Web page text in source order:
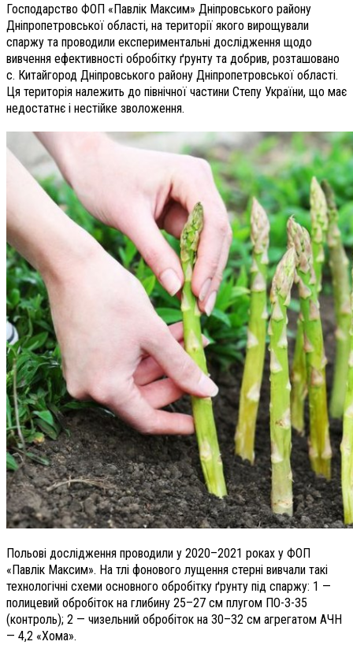
Господарство ФОП «Павлік Максим» Дніпровського району
Дніпропетровської області, на території якого вирощували
спаржу та проводили експериментальні дослідження щодо
вивчення ефективності обробітку ґрунту та добрив, розташовано
с. Китайгород Дніпровського району Дніпропетровської області.
Ця територія належить до північної частини Степу України, що має
недостатнє і нестійке зволоження.
Польові дослідження проводили у 2020–2021 роках у ФОП
«Павлік Максим». На тлі фонового лущення стерні вивчали такі
технологічні схеми основного обробітку ґрунту під спаржу: 1 —
полицевий обробіток на глибину 25–27 см плугом ПО-3-35
(контроль); 2 — чизельний обробіток на 30–32 см агрегатом АЧН
— 4,2 «Хома».